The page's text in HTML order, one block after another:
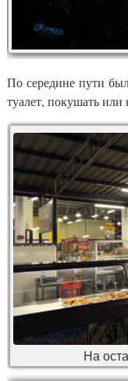
По середине пути
туалет, покушать или
На